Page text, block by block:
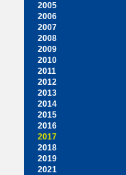
2005
2006
2007
2008
2009
2010
2011
2012
2013
2014
2015
2016
2017
2018
2019
2021